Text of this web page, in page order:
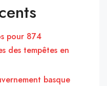
pour 874
des tempêtes en
basque